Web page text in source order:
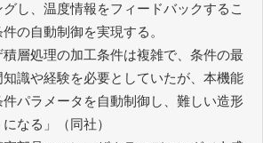
し、温度情報をフィードバックするこ
の自動制御を実現する。
層処理の加工条件は複雑で、条件の最
識や経験を必要としていたが、本機能
パラメータを自動制御し、難しい造形
なる」（同社）